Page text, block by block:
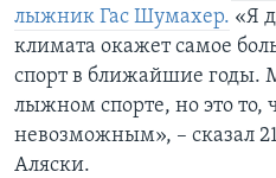
лыжник Гас Шумахер. «Я
климата окажет самое
спорт в ближайшие годы.
лыжном спорте, но это то,
невозможным», – сказал
Аляски.